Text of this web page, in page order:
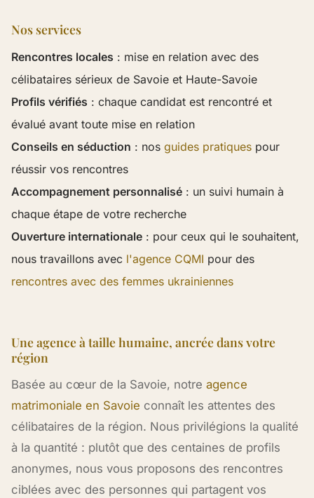
Nos services
Rencontres locales : mise en relation avec des
célibataires sérieux de Savoie et Haute-Savoie
Profils vérifiés : chaque candidat est rencontré et
évalué avant toute mise en relation
Conseils en séduction : nos guides pratiques pour
réussir vos rencontres
Accompagnement personnalisé : un suivi humain à
chaque étape de votre recherche
Ouverture internationale : pour ceux qui le souhaitent,
nous travaillons avec l'agence CQMI pour des
rencontres avec des femmes ukrainiennes
Une agence à taille humaine, ancrée dans votre
région
Basée au cœur de la Savoie, notre agence
matrimoniale en Savoie connaît les attentes des
célibataires de la région. Nous privilégions la qualité
à la quantité : plutôt que des centaines de profils
anonymes, nous vous proposons des rencontres
ciblées avec des personnes qui partagent vos